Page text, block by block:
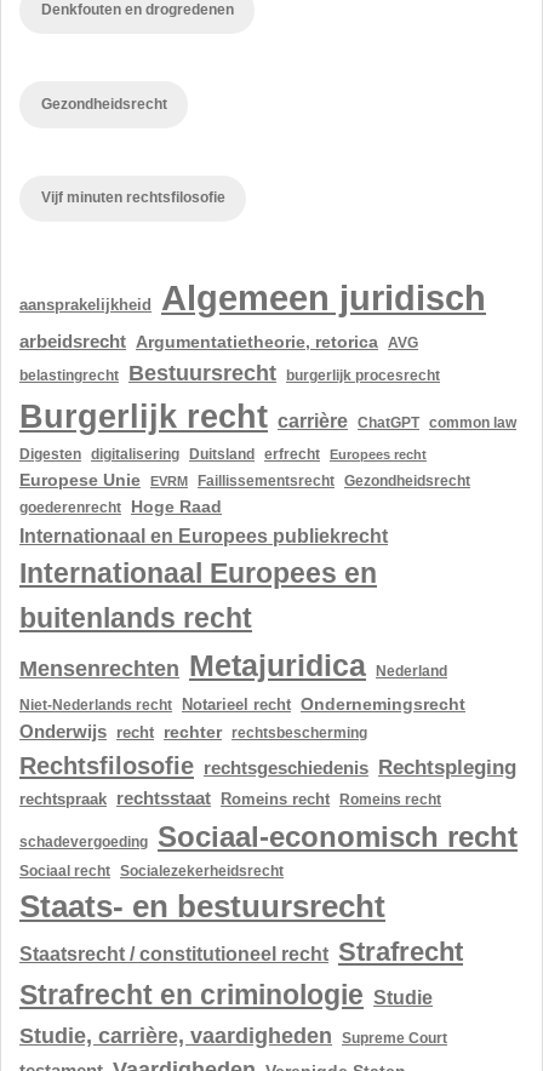
Denkfouten en drogredenen
Gezondheidsrecht
Vijf minuten rechtsfilosofie
aansprakelijkheid Algemeen juridisch
arbeidsrecht Argumentatietheorie, retorica AVG
belastingrecht Bestuursrecht burgerlijk procesrecht
Burgerlijk recht carrière ChatGPT common law
Digesten
digitalisering Duitsland erfrecht Europees recht
Europese Unie EVRM Faillissementsrecht
Gezondheidsrecht
goederenrecht
Hoge Raad
Internationaal en Europees publiekrecht
Internationaal Europees en
buitenlands recht
Mensenrechten Metajuridica
Nederland
Niet-Nederlands recht
Notarieel recht Ondernemingsrecht
Onderwijs recht rechter rechtsbescherming
Rechtsfilosofie rechtsgeschiedenis Rechtspleging
rechtspraak rechtsstaat Romeins recht Romeins recht
schadevergoeding Sociaal-economisch recht
Sociaal recht Socialezekerheidsrecht
Staats- en bestuursrecht
Staatsrecht / constitutioneel recht Strafrecht
Strafrecht en criminologie Studie
Studie, carrière, vaardigheden Supreme Court